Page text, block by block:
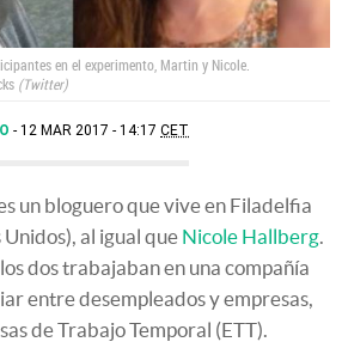
en el experimento, Martin y Nicole.
Twitter
12 MAR 2017 - 14:17 CET
un bloguero que vive en Filadelfia
al igual que Nicole Hallberg.
dos trabajaban en una compañía
entre desempleados y empresas,
de Trabajo Temporal (ETT).